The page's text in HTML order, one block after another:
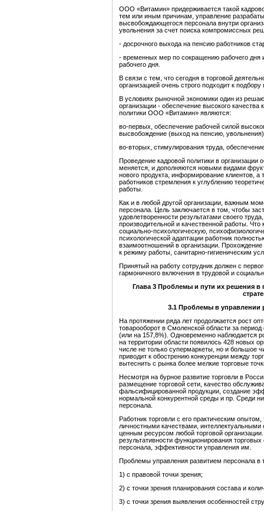
ООО «Витамин» придерживается такой
тем или иным причинам, управление
высвобождающегося персонала внутри
увольнения за счет поиска компромиссных
- досрочного выхода на пенсию работников
- временных мер по сокращению рабочего дня
рабочего дня.
В связи с тем, что сегодня в торговой
организацией очень строго подходит к подбору
В условиях рыночной экономики один из
организации - обеспечение высокого
политики ООО «Витамин» являются:
во-первых, обеспечение рабочей силой
высвобождение (выход на пенсию,
во-вторых, стимулирования труда,
Проведение кадровой политики в
меняется, и дополняются новыми видами
нового продукта, информирование клиентов, а
работников стремления к углублению
работы.
Как и в любой другой организации, важным
персонала. Цель заключается в том, чтобы
удовлетворенности результатами своего
производительной и качественной работы. Что
социально-психологическую,
психологической адаптации работник
взаимоотношений в организации.
к режиму работы, санитарно-гигиеническим
Принятый на работу сотрудник должен с
гармоничного включения в трудовой и
Глава 3 Проблемы и пути их решения в
3.1 Проблемы в управлении
На протяжении ряда лет продолжается рост
товарооборот в Смоленской области за
(или на 157,8%). Одновременно наблюдается
на территории области появилось 428 новых
числе не только супермаркеты, но и большое
приводит к обострению конкуренции между
вытеснить с рынка более мелкие торговые
Несмотря на бурное развитие торговли в
размещение торговой сети, качество
фальсифицированной продукции, создание
нормальной конкурентной среды и пр. Среди
персонала.
Работник торговли с его практическим
личностными качествами,
ценным ресурсом любой торговой
результативности функционирования
персонала, эффективности управления им.
Проблемы управления развитием персонала в
1) с правовой точки зрения;
2) с точки зрения планирования состава и
3) с точки зрения выявления особенностей